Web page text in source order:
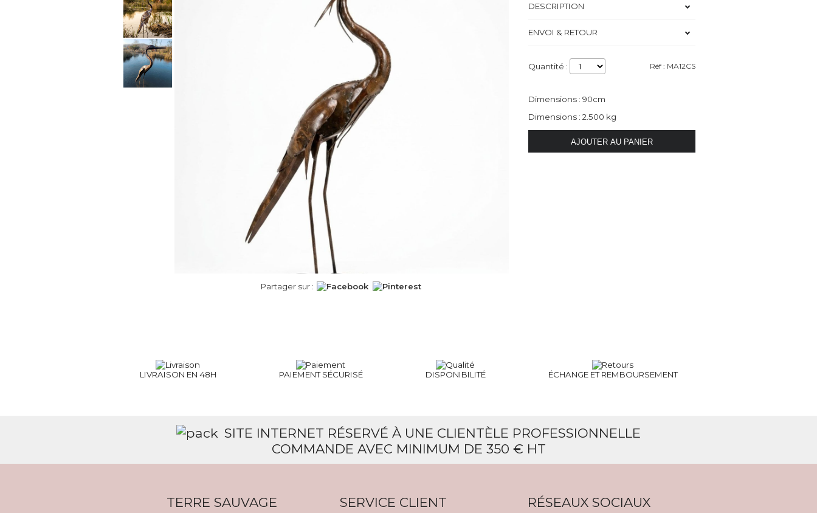
Partager sur :
DESCRIPTION
ENVOI & RETOUR
Quantité : Réf : MA12CS
Dimensions : 90cm
Dimensions : 2.500 kg
LIVRAISON EN 48H PAIEMENT SÉCURISÉ DISPONIBILITÉ ÉCHANGE ETREMBOURSEMENT
SITE INTERNET RÉSERVÉ À UNE CLIENTÈLE PROFESSIONNELLE
COMMANDE AVEC MINIMUM DE 350 € HT
TERRE SAUVAGE SERVICE CLIENT RÉSEAUX SOCIAUX